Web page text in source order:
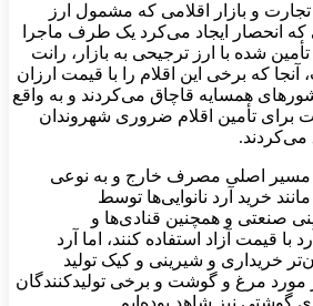
و بازار اقلامی که مشمول ارز
انحصار ایجاد می‌کرد یک طرف ماجرا
شده با ارز ترجیحی به بازار، رانت
که برخی این اقلام را با قیمت ارزان
همسایه قاچاق می‌کردند و به واقع
برای تأمین اقلام ضروری شهروندان
می‌کردند.
مسیر اصلی مصرف خارج و به نوعی
خرید آرد نانوایی‌ها توسط
صنعتی و همچنین قنادی‌ها و
با قیمت آزاد استفاده کنند، اما آرد
خریداری و شیرینی و کیک تولید
مورد مرغ و گوشت و برخی تولید‌کنندگان